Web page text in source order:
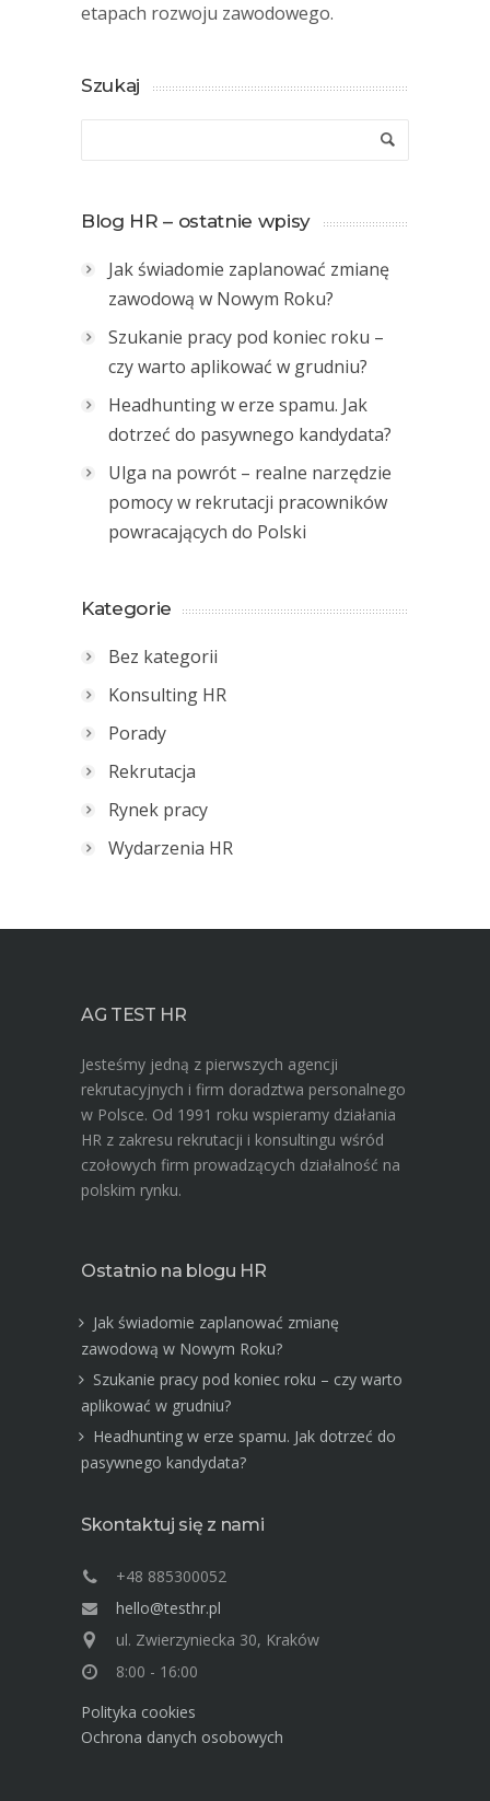
etapach rozwoju zawodowego.
Szukaj
Blog HR – ostatnie wpisy
Jak świadomie zaplanować zmianę
zawodową w Nowym Roku?
Szukanie pracy pod koniec roku –
czy warto aplikować w grudniu?
Headhunting w erze spamu. Jak
dotrzeć do pasywnego kandydata?
Ulga na powrót – realne narzędzie
pomocy w rekrutacji pracowników
powracających do Polski
Kategorie
Bez kategorii
Konsulting HR
Porady
Rekrutacja
Rynek pracy
Wydarzenia HR
AG TEST HR
Jesteśmy jedną z pierwszych agencji
rekrutacyjnych i firm doradztwa personalnego
w Polsce. Od 1991 roku wspieramy działania
HR z zakresu rekrutacji i konsultingu wśród
czołowych firm prowadzących działalność na
polskim rynku.
Ostatnio na blogu HR
Jak świadomie zaplanować zmianę
zawodową w Nowym Roku?
Szukanie pracy pod koniec roku – czy warto
aplikować w grudniu?
Headhunting w erze spamu. Jak dotrzeć do
pasywnego kandydata?
Skontaktuj się z nami
+48 885300052
hello@testhr.pl
ul. Zwierzyniecka 30, Kraków
8:00 - 16:00
Polityka cookies
Ochrona danych osobowych